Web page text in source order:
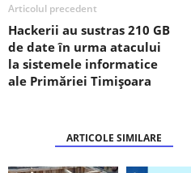
Articolul precedent
Hackerii au sustras 210 GB
de date în urma atacului
la sistemele informatice
ale Primăriei Timişoara
ARTICOLE SIMILARE